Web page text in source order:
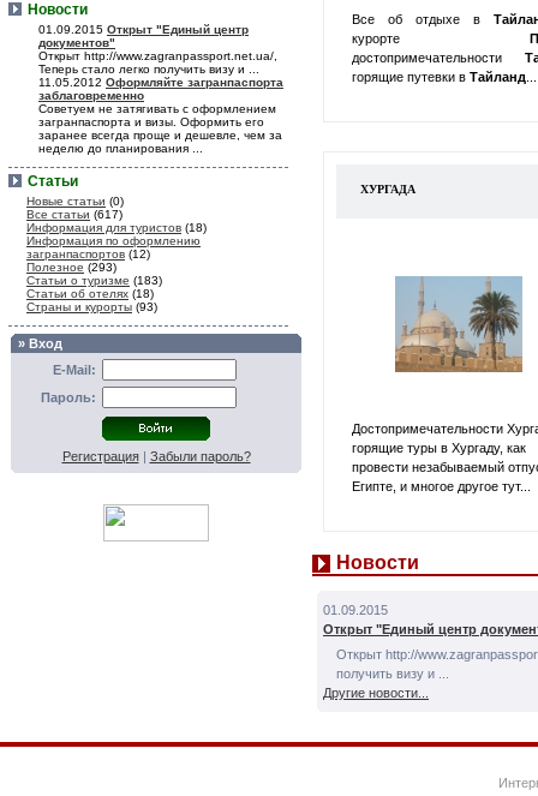
Новости
01.09.2015 Открыт "Единый центр
документов"
Открыт http://www.zagranpassport.net.ua/,
Теперь стало легко получить визу и ...
11.05.2012 Оформляйте загранпаспорта
заблаговременно
Советуем не затягивать с оформлением
загранпаспорта и визы. Оформить его
заранее всегда проще и дешевле, чем за
неделю до планирования ...
Статьи
Новые статьи (0)
Все статьи (617)
Информация для туристов (18)
Информация по оформлению
загранпаспортов (12)
Полезное (293)
Статьи о туризме (183)
Статьи об отелях (18)
Страны и курорты (93)
» Вход
E-Mail:
Пароль:
Регистрация| Забыли пароль?
Все об отдыхе в
курорте
достопримечательности
горящие путевки в Тайланд
ХУРГАДА
Достопримечательности
горящие туры в Хургаду, как
провести незабываемый
Египте, и многое другое тут...
Новости
01.09.2015
Открыт "Единый центр
Открыт http://
получить визу и ...
Другие новости...